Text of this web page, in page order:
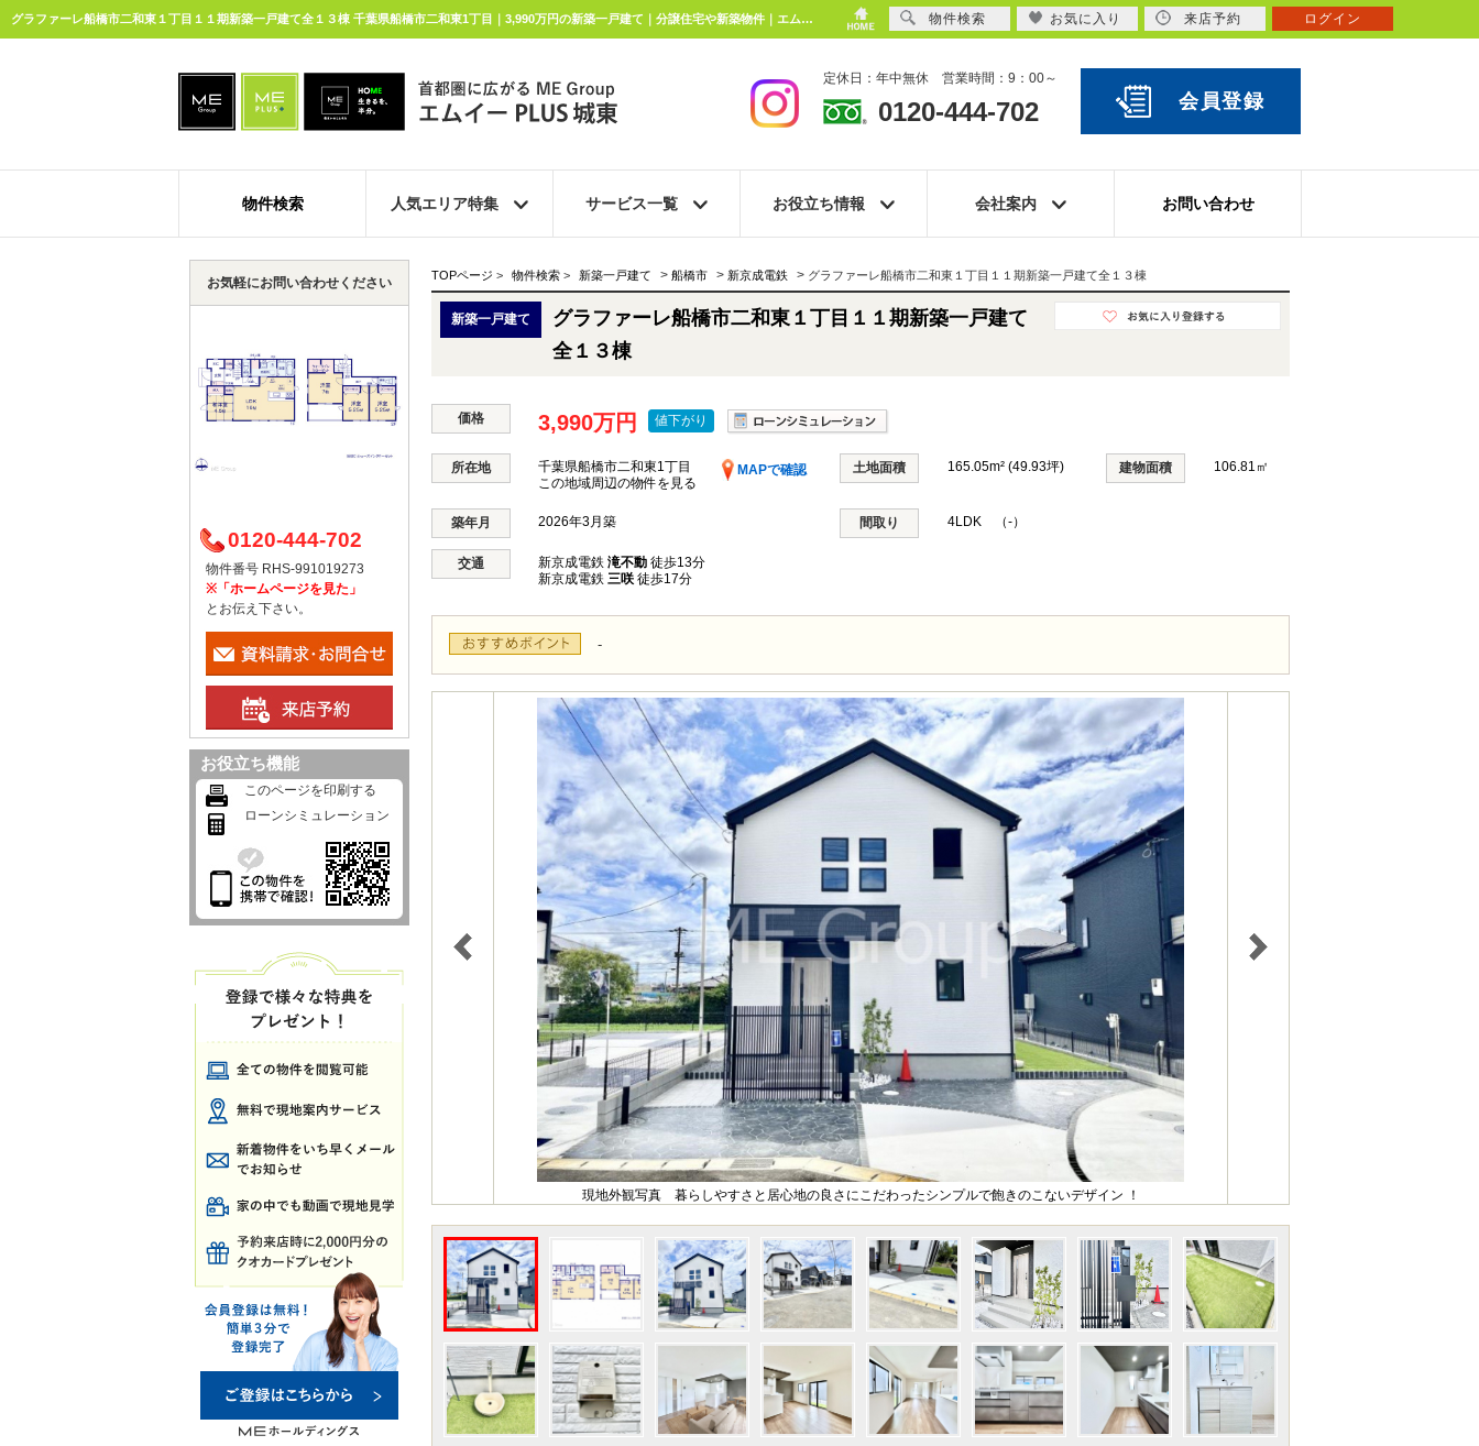
グラファーレ船橋市二和東１丁目１１期新築一戸建て全１３棟 千葉県船橋市二和東1丁目｜3,990万円の新築一戸建て｜分譲住宅や新築物件｜エムイーPLUS城東株式会社
定休日：年中無休 営業時間：9：00～
0120-444-702 会員登録
物件検索 人気エリア特集 サービス一覧 お役立ち情報 会社案内 お問い合わせ
TOPページ > 物件検索 > 新築一戸建て > 船橋市 > 新京成電鉄 > グラファーレ船橋市二和東１丁目１１期新築一戸建て全１３棟
新築一戸建て
グラファーレ船橋市二和東１丁目１１期新築一戸建て
全１３棟
価格 3,990万円 値下がり
所在地 千葉県船橋市二和東1丁目
MAPで確認
この地域周辺の物件を見る
土地面積 165.05m² (49.93坪) 建物面積 106.81㎡
築年月 2026年3月築 間取り 4LDK （-）
交通 新京成電鉄 滝不動 徒歩13分
新京成電鉄 三咲 徒歩17分
-
現地外観写真 暮らしやすさと居心地の良さにこだわったシンプルで飽きのこないデザイン ！
お気軽にお問い合わせください
0120-444-702
物件番号 RHS-991019273
※「ホームページを見た」
とお伝え下さい。
お役立ち機能
このページを印刷する
ローンシミュレーション
物件検索 お気に入り 来店予約 ログイン